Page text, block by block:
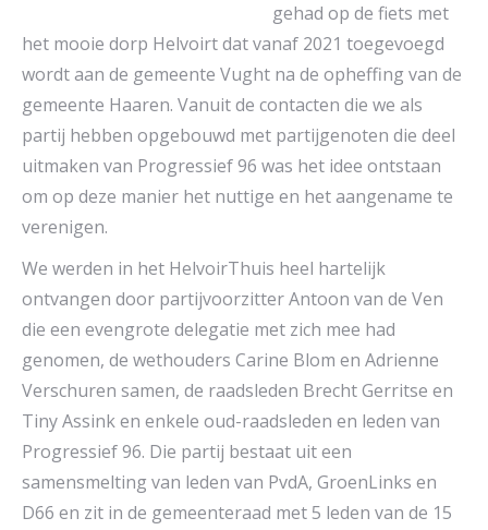
gehad op de fiets met
het mooie dorp Helvoirt dat vanaf 2021 toegevoegd
wordt aan de gemeente Vught na de opheffing van de
gemeente Haaren. Vanuit de contacten die we als
partij hebben opgebouwd met partijgenoten die deel
uitmaken van Progressief 96 was het idee ontstaan
om op deze manier het nuttige en het aangename te
verenigen.
We werden in het HelvoirThuis heel hartelijk
ontvangen door partijvoorzitter Antoon van de Ven
die een evengrote delegatie met zich mee had
genomen, de wethouders Carine Blom en Adrienne
Verschuren samen, de raadsleden Brecht Gerritse en
Tiny Assink en enkele oud-raadsleden en leden van
Progressief 96. Die partij bestaat uit een
samensmelting van leden van PvdA, GroenLinks en
D66 en zit in de gemeenteraad met 5 leden van de 15